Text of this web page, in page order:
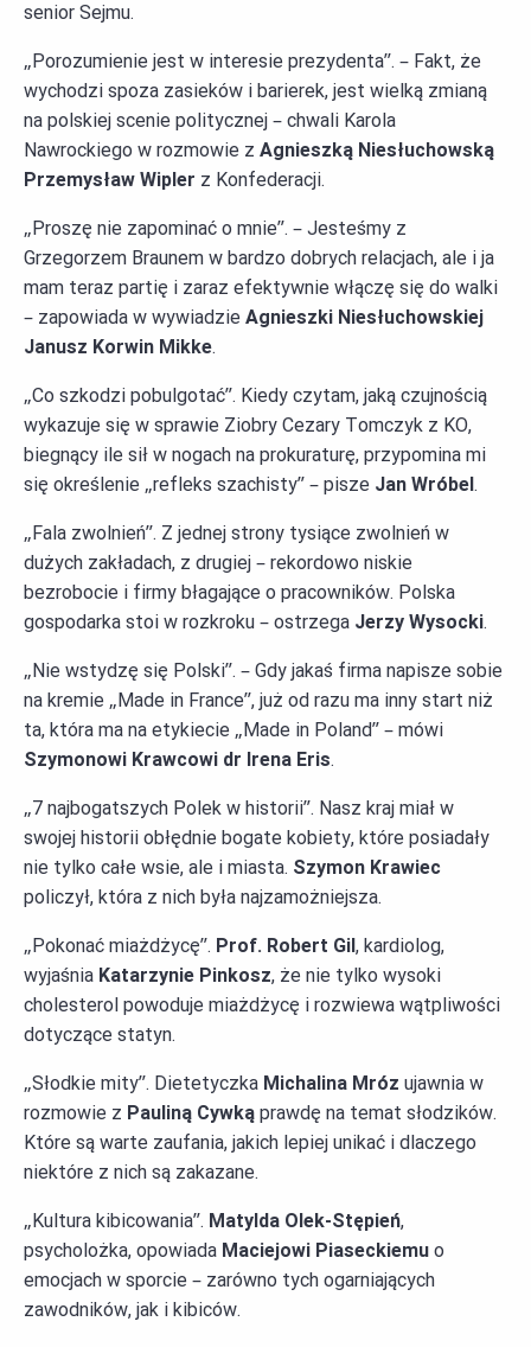
senior Sejmu.
„Porozumienie jest w interesie prezydenta”. – Fakt, że
wychodzi spoza zasieków i barierek, jest wielką zmianą
na polskiej scenie politycznej – chwali Karola
Nawrockiego w rozmowie z Agnieszką Niesłuchowską
Przemysław Wipler z Konfederacji.
„Proszę nie zapominać o mnie”. – Jesteśmy z
Grzegorzem Braunem w bardzo dobrych relacjach, ale i ja
mam teraz partię i zaraz efektywnie włączę się do walki
– zapowiada w wywiadzie Agnieszki Niesłuchowskiej
Janusz Korwin Mikke.
„Co szkodzi pobulgotać”. Kiedy czytam, jaką czujnością
wykazuje się w sprawie Ziobry Cezary Tomczyk z KO,
biegnący ile sił w nogach na prokuraturę, przypomina mi
się określenie „refleks szachisty” – pisze Jan Wróbel.
„Fala zwolnień”. Z jednej strony tysiące zwolnień w
dużych zakładach, z drugiej – rekordowo niskie
bezrobocie i firmy błagające o pracowników. Polska
gospodarka stoi w rozkroku – ostrzega Jerzy Wysocki.
„Nie wstydzę się Polski”. – Gdy jakaś firma napisze sobie
na kremie „Made in France”, już od razu ma inny start niż
ta, która ma na etykiecie „Made in Poland” – mówi
Szymonowi Krawcowi dr Irena Eris.
„7 najbogatszych Polek w historii”. Nasz kraj miał w
swojej historii obłędnie bogate kobiety, które posiadały
nie tylko całe wsie, ale i miasta. Szymon Krawiec
policzył, która z nich była najzamożniejsza.
„Pokonać miażdżycę”. Prof. Robert Gil, kardiolog,
wyjaśnia Katarzynie Pinkosz, że nie tylko wysoki
cholesterol powoduje miażdżycę i rozwiewa wątpliwości
dotyczące statyn.
„Słodkie mity”. Dietetyczka Michalina Mróz ujawnia w
rozmowie z Pauliną Cywką prawdę na temat słodzików.
Które są warte zaufania, jakich lepiej unikać i dlaczego
niektóre z nich są zakazane.
„Kultura kibicowania”. Matylda Olek-Stępień,
psycholożka, opowiada Maciejowi Piaseckiemu o
emocjach w sporcie – zarówno tych ogarniających
zawodników, jak i kibiców.